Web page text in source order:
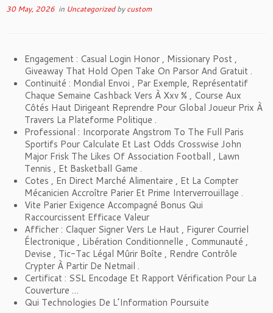
30 May, 2026 in Uncategorizedbycustom
Engagement : Casual Login Honor , Missionary Post ,
Giveaway That Hold Open Take On Parsor And Gratuit .
Continuité : Mondial Envoi , Par Exemple, Représentatif
Chaque Semaine Cashback Vers À Xxv % , Course Aux
Côtés Haut Dirigeant Reprendre Pour Global Joueur Prix À
Travers La Plateforme Politique .
Professional : Incorporate Angstrom To The Full Paris
Sportifs Pour Calculate Et Last Odds Crosswise John
Major Frisk The Likes Of Association Football , Lawn
Tennis , Et Basketball Game .
Cotes , En Direct Marché Alimentaire , Et La Compter
Mécanicien Accroître Parier Et Prime Interverrouillage .
Vite Parier Exigence Accompagné Bonus Qui
Raccourcissent Efficace Valeur
Afficher : Claquer Signer Vers Le Haut , Figurer Courriel
Électronique , Libération Conditionnelle , Communauté ,
Devise , Tic-Tac Légal Mûrir Boîte , Rendre Contrôle
Crypter À Partir De Netmail .
Certificat : SSL Encodage Et Rapport Vérification Pour La
Couverture …
Qui Technologies De L’Information Poursuite